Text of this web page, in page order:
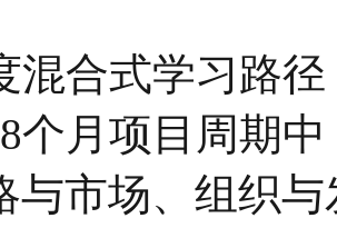
混合式学习路径
个月项目周期
与市场、组织